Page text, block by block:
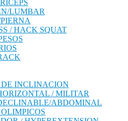
LUMBAR
/ HACK SQUAT
INCLINACION
/ MILITAR
ABDOMINAL